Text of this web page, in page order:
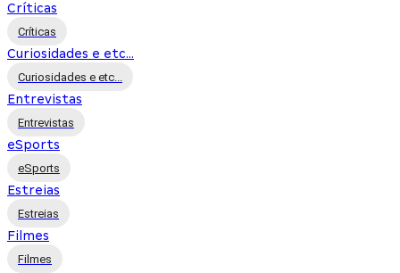
Críticas
Críticas
Curiosidades e etc...
Curiosidades e etc...
Entrevistas
Entrevistas
eSports
eSports
Estreias
Estreias
Filmes
Filmes